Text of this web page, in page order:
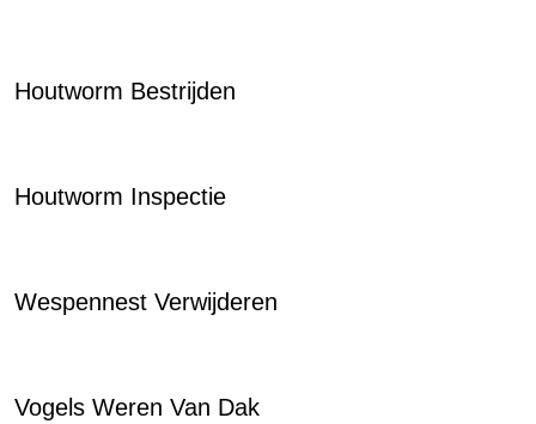
Houtworm Bestrijden
Houtworm Inspectie
Wespennest Verwijderen
Vogels Weren Van Dak